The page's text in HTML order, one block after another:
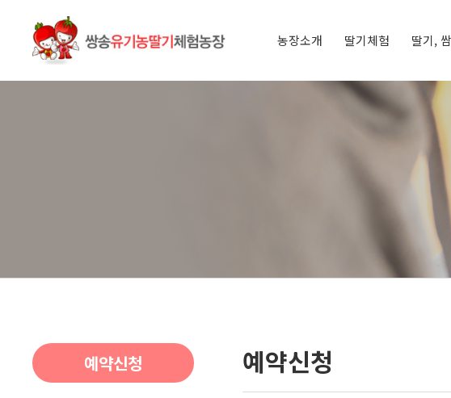
농장소개 딸기체험
아이들과 딸기체험
딸기 이야기
딸기,
체험프로
예약신청 예약신청